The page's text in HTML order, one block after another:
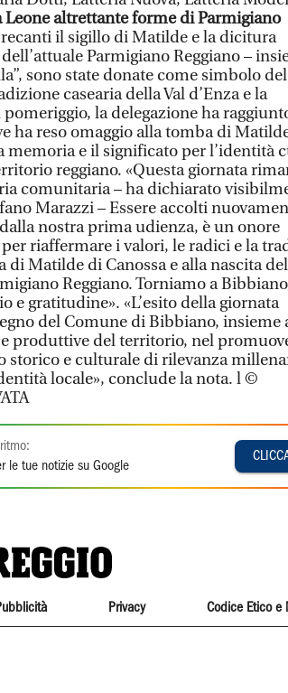
Leone altrettante forme di Parmigiano
il sigillo di Matilde e la dicitura
Parmigiano Reggiano –
sono state donate come simbolo del
casearia della Val d’Enza e la
la delegazione ha
ha reso omaggio alla tomba di
memoria e il significato per l’identità
reggiano. «Questa giornata
comunitaria – ha dichiarato
Marazzi – Essere accolti
nostra prima udienza, è un onore
riaffermare i valori, le radici e la
di Matilde di Canossa e alla nascita del
Reggiano. Torniamo a
e gratitudine». «L’esito della giornata
del Comune di Bibbiano, insieme
produttive del territorio, nel
storico e culturale di rilevanza
locale», conclude la nota. l ©
le tue notizie su Google
Privacy Codice Etico e